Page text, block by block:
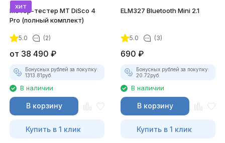
хит
Мотор-тестер MT DiSco 4
Pro (полный комплект)
5.0 (2)
от 38 490 ₽
Бонусных рублей за покупку:
1313.81руб.
В наличии
В корзину
Купить в 1 клик
ELM327 Bluetooth Mini 2.1
5.0 (3)
690 ₽
Бонусных рублей за покупку:
20.72руб.
В наличии
В корзину
Купить в 1 клик